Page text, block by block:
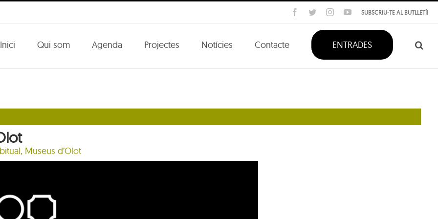
SUBSCRIU-TE AL BUTLLETÍ!
Facebook
TwitterInstagramYouTube
Inici Qui som Agenda Projectes Notícies Contacte ENTRADES
Museus d’Olot